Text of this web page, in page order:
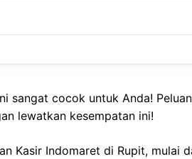
sangat cocok untuk Anda!
lewatkan kesempatan ini!
Kasir Indomaret di Rupit, mulai